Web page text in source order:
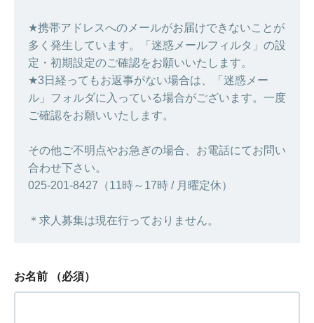
★携帯アドレスへのメールがお届けできないことが
多く発生しています。「迷惑メールフィルタ」の設
定・初期設定のご確認をお願いいたします。
★3日経ってもお返事がない場合は、「迷惑メー
ル」フォルダに入っている場合がございます。一度
ご確認をお願いいたします。
その他ご不明点やお急ぎの場合、お電話にてお問い
合わせ下さい。
025-201-8427（11時～17時 / 月曜定休）
＊求人募集は現在行っておりません。
お名前 （必須）